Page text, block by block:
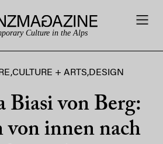
Culture in the Alps
,CULTURE + ARTS,DESIGN
Biasi von Berg:
von innen nach